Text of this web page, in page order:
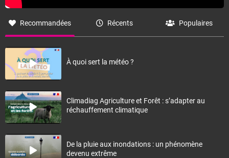
Recommandées Récents Populaires
À quoi sert la météo ?
Climadiag Agriculture et Forêt : s’adapter au
réchauffement climatique
De la pluie aux inondations : un phénomène
devenu extrême